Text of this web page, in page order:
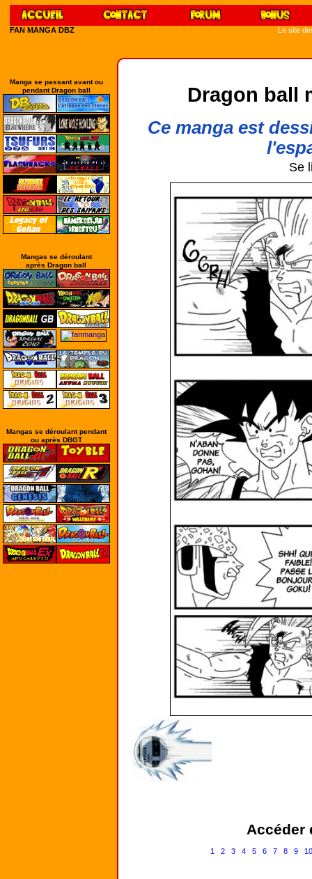
FAN MANGA DBZ Le site
Manga se passant avant ou
pendant Dragon ball
Mangas se déroulant
après Dragon ball
Mangas se déroulant pendant
ou après DBGT
Dragon ball
Ce manga est
Se
Accéder
1 2 3 4 5 6 7 8 9